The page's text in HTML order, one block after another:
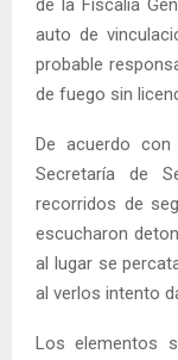
auto de
probable
de fuego sin
De acuerdo
Secretaría de
recorridos de
escucharon
al lugar se
al verlos intento
Los elementos